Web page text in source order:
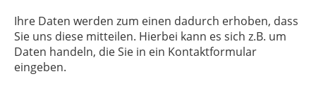
Ihre Daten werden zum einen dadurch erhoben, dass
Sie uns diese mitteilen. Hierbei kann es sich z.B. um
Daten handeln, die Sie in ein Kontaktformular
eingeben.